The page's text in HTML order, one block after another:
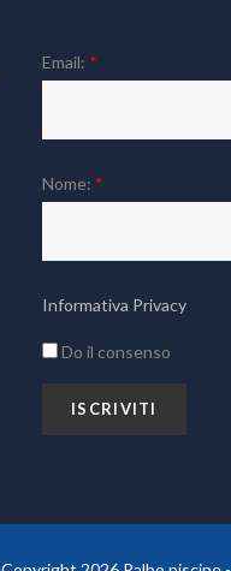
Email: *
Nome: *
Informativa Privacy
Do il consenso